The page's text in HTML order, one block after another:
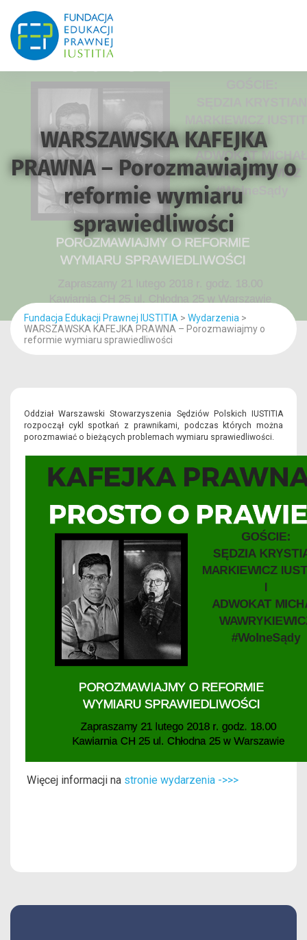
WARSZAWSKA KAFEJKA
PRAWNA – Porozmawiajmy o
reformie wymiaru
sprawiedliwości
Fundacja Edukacji Prawnej IUSTITIA > Wydarzenia >
WARSZAWSKA KAFEJKA PRAWNA – Porozmawiajmy o
reformie wymiaru sprawiedliwości
Oddział Warszawski Stowarzyszenia Sędziów Polskich IUSTITIA
rozpoczął cykl spotkań z prawnikami, podczas których można
porozmawiać o bieżących problemach wymiaru sprawiedliwości.
Więcej informacji na stronie wydarzenia ->>>